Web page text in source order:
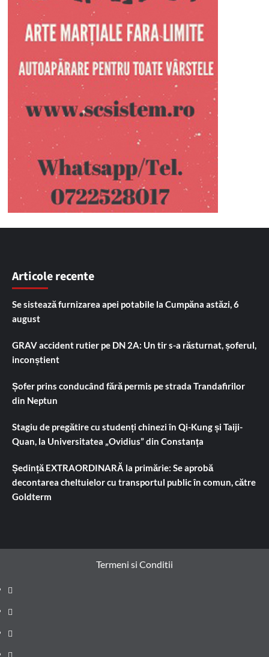
Articole recente
Se sistează furnizarea apei potabile la Cumpăna astăzi, 6
august
GRAV accident rutier pe DN 2A: Un tir s-a răsturnat, șoferul,
inconștient
Șofer prins conducând fără permis pe strada Trandafirilor
din Neptun
Stagiu de pregătire cu studenți chinezi în Qi-Kung și Taiji-
Quan, la Universitatea „Ovidius” din Constanța
Ședință EXTRAORDINARĂ la primărie: Se aprobă
decontarea cheltuielor cu transportul public în comun, către
Goldterm
Termeni si Conditii
Prima
pagină
Știri
de
ultima
Administrație
locală
Actualitate